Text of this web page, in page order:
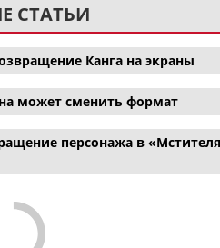
СТАТЬИ
Канга на экраны
может сменить формат
персонажа в